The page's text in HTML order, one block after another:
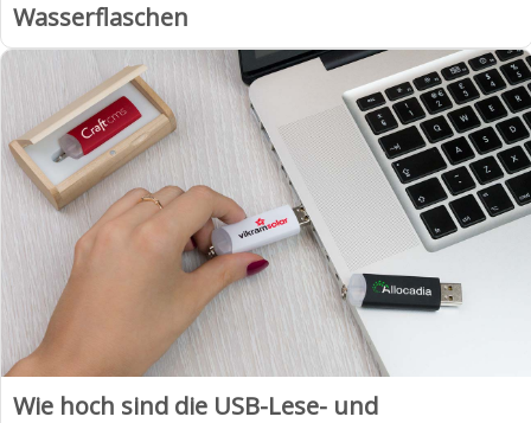
Wasserflaschen
Wie hoch sind die USB-Lese- und